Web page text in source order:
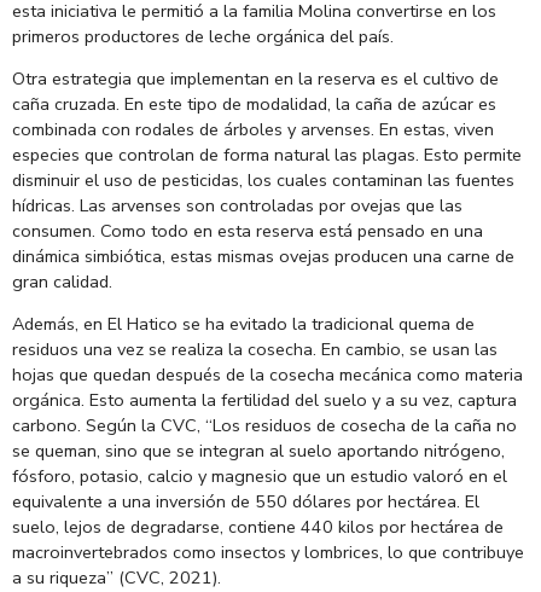
esta iniciativa le permitió a la familia Molina convertirse en los
primeros productores de leche orgánica del país.
Otra estrategia que implementan en la reserva es el cultivo de
caña cruzada. En este tipo de modalidad, la caña de azúcar es
combinada con rodales de árboles y arvenses. En estas, viven
especies que controlan de forma natural las plagas. Esto permite
disminuir el uso de pesticidas, los cuales contaminan las fuentes
hídricas. Las arvenses son controladas por ovejas que las
consumen. Como todo en esta reserva está pensado en una
dinámica simbiótica, estas mismas ovejas producen una carne de
gran calidad.
Además, en El Hatico se ha evitado la tradicional quema de
residuos una vez se realiza la cosecha. En cambio, se usan las
hojas que quedan después de la cosecha mecánica como materia
orgánica. Esto aumenta la fertilidad del suelo y a su vez, captura
carbono. Según la CVC, “Los residuos de cosecha de la caña no
se queman, sino que se integran al suelo aportando nitrógeno,
fósforo, potasio, calcio y magnesio que un estudio valoró en el
equivalente a una inversión de 550 dólares por hectárea. El
suelo, lejos de degradarse, contiene 440 kilos por hectárea de
macroinvertebrados como insectos y lombrices, lo que contribuye
a su riqueza” (CVC, 2021).